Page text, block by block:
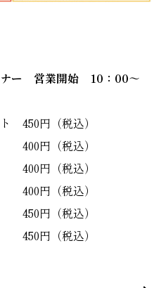
ナー 営業開始 10：00～
450円（税込）
（税込）
円（税込）
円（税込）
円（税込）
450円（税込）